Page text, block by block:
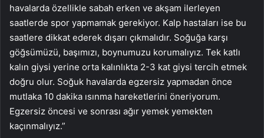
havalarda özellikle sabah erken ve akşam ilerleyen
saatlerde spor yapmamak gerekiyor. Kalp hastaları ise bu
saatlere dikkat ederek dışarı çıkmalıdır. Soğuğa karşı
göğsümüzü, başımızı, boynumuzu korumalıyız. Tek katlı
kalın giysi yerine orta kalınlıkta 2-3 kat giysi tercih etmek
doğru olur. Soğuk havalarda egzersiz yapmadan önce
mutlaka 10 dakika ısınma hareketlerini öneriyorum.
Egzersiz öncesi ve sonrası ağır yemek yemekten
kaçınmalıyız.”